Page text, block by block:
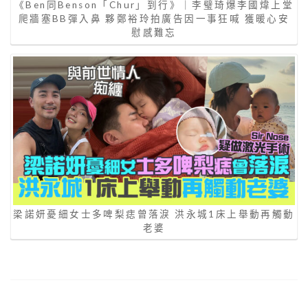
《Ben同Benson「Chur」到行》｜李璧琦爆李國煒上堂
爬牆塞BB彈入鼻 夥鄭裕玲拍廣告因一事狂喊 獲暖心安
慰感難忘
梁諾妍憂細女士多啤梨痣曾落淚 洪永城1床上舉動再觸動
老婆